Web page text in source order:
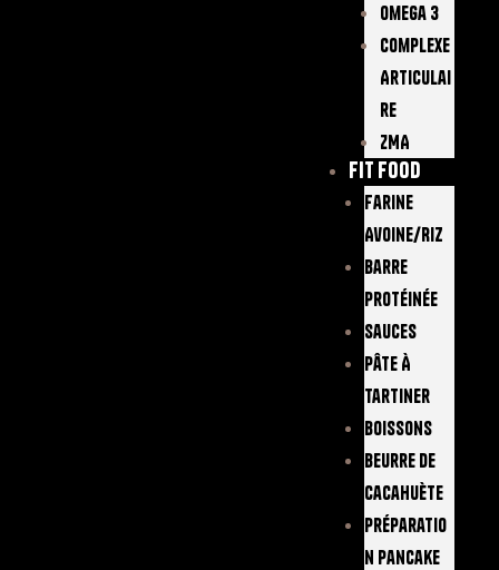
Omega 3
Complexe
Articulai
Re
ZMA
FIT FOOD
Farine
Avoine/Riz
Barre
Protéinée
Sauces
Pâte À
Tartiner
Boissons
Beurre De
Cacahuète
Préparatio
N Pancake